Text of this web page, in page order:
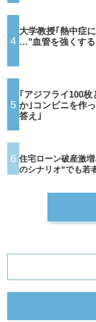
4
大学教授｢熱中症
…"血管を強くす
5
｢アジフライ100
か｣コンビニを作
答え｣
6 住宅ローン破産激
のシナリオ"でも若